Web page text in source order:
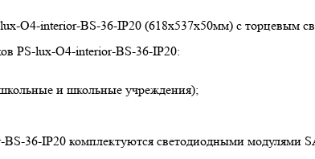
O4-interior-BS-36-IP20 (618x537x50мм) с торцевым
PS-lux-O4-interior-BS-36-IP20:
и школьные учреждения);
36-IP20 комплектуются светодиодными модулями